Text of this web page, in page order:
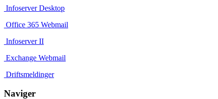
Infoserver Desktop
Office 365 Webmail
Infoserver II
Exchange Webmail
Driftsmeldinger
Naviger